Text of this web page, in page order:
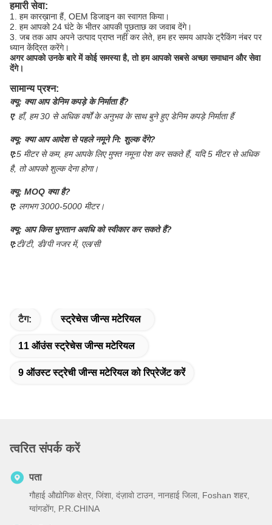
हमारी सेवा:
1. हम कारख़ाना हैं, OEM डिजाइन का स्वागत किया।
2. हम आपको 24 घंटे के भीतर आपकी पूछताछ का जवाब देंगे।
3. जब तक आप अपने उत्पाद प्राप्त नहीं कर लेते, हम हर समय आपके ट्रैकिंग नंबर पर
ध्यान केंद्रित करेंगे।
अगर आपको उनके बारे में कोई समस्या है, तो हम आपको सबसे अच्छा समाधान और सेवा
देंगे।
सामान्य प्रश्न:
क्यू: क्या आप डेनिम कपड़े के निर्माता हैं?
ए: हाँ, हम 30 से अधिक वर्षों के अनुभव के साथ बुने हुए डेनिम कपड़े निर्माता हैं
क्यू: क्या आप आदेश से पहले नमूने नि: शुल्क देंगे?
ए:5 मीटर से कम, हम आपके लिए मुफ्त नमूना पेश कर सकते हैं, यदि 5 मीटर से अधिक
है, तो आपको शुल्क देना होगा।
क्यू: MOQ क्या है?
ए: लगभग 3000-5000 मीटर।
क्यू: आप किस भुगतान अवधि को स्वीकार कर सकते हैं?
ए:टी/टी, डी/पी नजर में, एल/सी
टैग: स्ट्रेचेस जीन्स मटेरियल
11 ऑउंस स्ट्रेचेस जीन्स मटेरियल
9 ऑउस्ट स्ट्रेची जीन्स मटेरियल को रिप्रेजेंट करें
त्वरित संपर्क करें
पता
गौहाई औद्योगिक क्षेत्र, जिंशा, दंज़ावो टाउन, नानहाई जिला, Foshan शहर,
ग्वांगडोंग, P.R.CHINA